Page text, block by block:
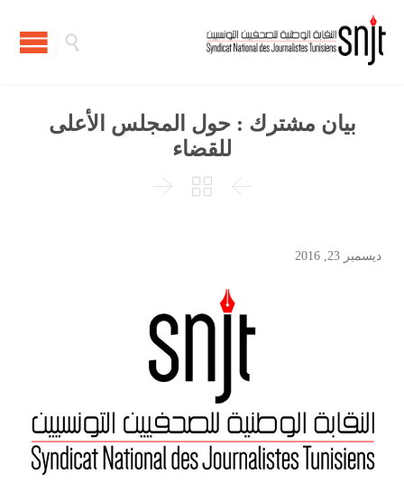

بيان مشترك : حول المجلس الأعلى
للقضاء



ديسمبر 23, 2016